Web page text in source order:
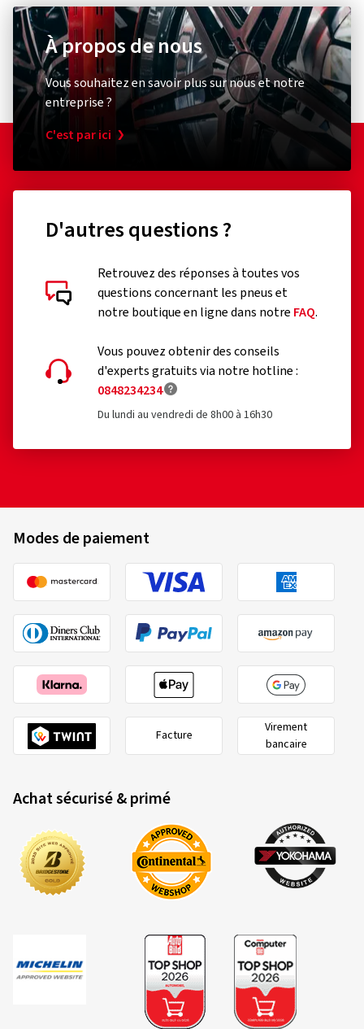
À propos de nous
Vous souhaitez en savoir plus sur nous et notre
entreprise ?
C'est par ici
D'autres questions ?
Retrouvez des réponses à toutes vos
questions concernant les pneus et
notre boutique en ligne dans notre FAQ.
Vous pouvez obtenir des conseils
d'experts gratuits via notre hotline :
0848234234
Du lundi au vendredi de 8h00 à 16h30
Modes de paiement
Facture
Virement
bancaire
Achat sécurisé & primé